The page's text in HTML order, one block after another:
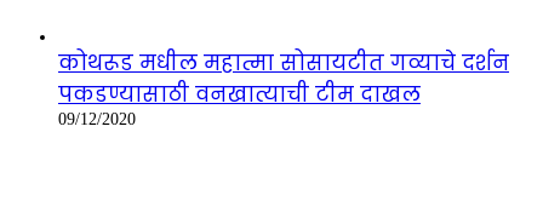
कोथरूड मधील महात्मा सोसायटीत गव्याचे दर्शन
पकडण्यासाठी वनखात्याची टीम दाखल
09/12/2020